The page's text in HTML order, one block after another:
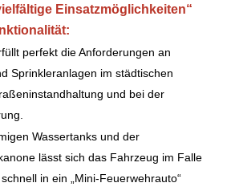
Einsatzmöglichkeiten“
perfekt die Anforderungen an
Sprinkleranlagen im städtischen
und bei der
Wassertanks und der
lässt sich das Fahrzeug im Falle
in ein „Mini-Feuerwehrauto“